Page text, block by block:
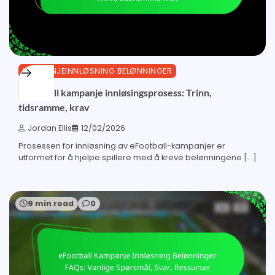
KAMPANJEINNLØSNING BELØNNINGER
eFootball kampanje innløsingsprosess: Trinn,
tidsramme, krav
Jordan Ellis 12/02/2026
Prosessen for innløsning av eFootball-kampanjer er
utformet for å hjelpe spillere med å kreve belønningene […]
9 min read 0